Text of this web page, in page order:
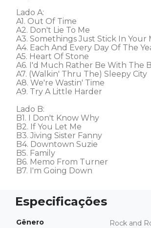
Lado A:
A1. Out Of Time
A2. Don't Lie To Me
A3. Somethings Just Stick In Your
A4. Each And Every Day Of The
A5. Heart Of Stone
A6. I'd Much Rather Be With The
A7. (Walkin' Thru The) Sleepy City
A8. We're Wastin' Time
A9. Try A Little Harder
Lado B:
B1. I Don't Know Why
B2. If You Let Me
B3. Jiving Sister Fanny
B4. Downtown Suzie
B5. Family
B6. Memo From Turner
B7. I'm Going Down
Gênero Rock and